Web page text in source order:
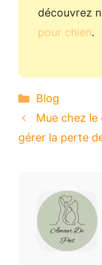
découvrez
pour chien.
Catégories
Blog
Mue chez
gérer la perte